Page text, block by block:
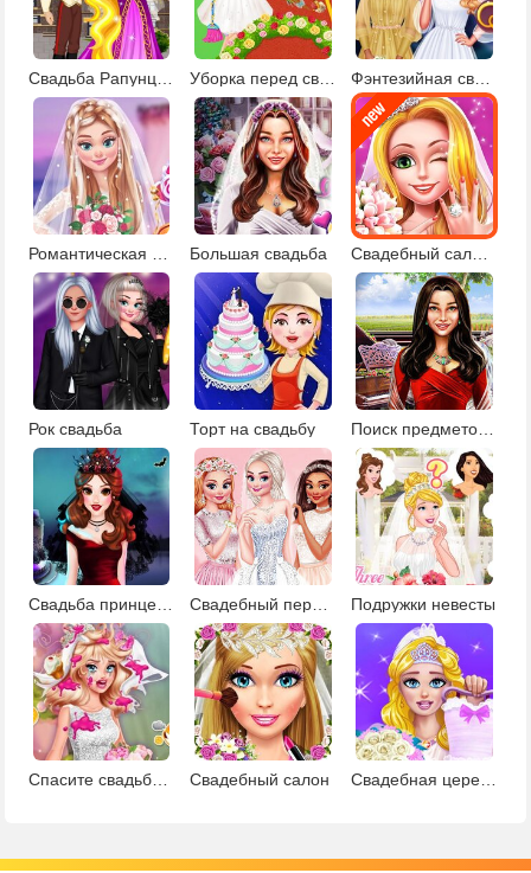
Уборка перед свадьбой Фэнтезийная свадьба
Большая свадьба Свадебный салон 3
Рок свадьба Торт на свадьбу Поиск предметов: подготовка к свадьбе
Свадьба принцессы-вампира Свадебный переполох Подружки невесты
Спасите свадьбу Барби Свадебный салон Свадебная церемония